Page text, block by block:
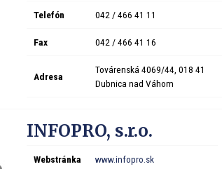
Telefón 042 / 466 41 11
Fax 042 / 466 41 16
Adresa
Továrenská 4069/44, 018 41
Dubnica nad Váhom
INFOPRO, s.r.o.
Webstránka www.infopro.sk